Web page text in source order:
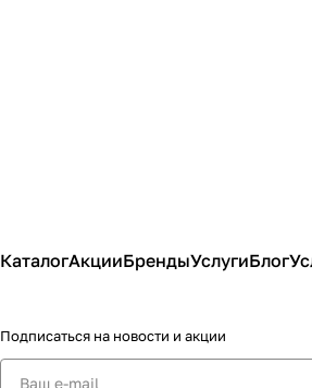
КаталогАкцииБрендыУслугиБлог
Подписаться на новости и акции